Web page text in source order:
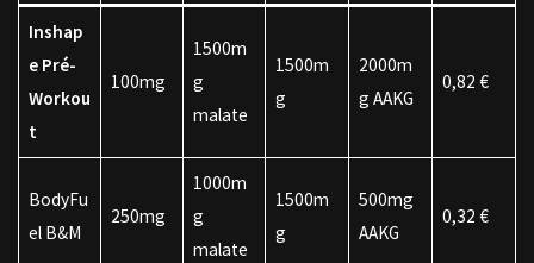
Inshap
e Pré-
Workou
t
100mg
1500m
g
malate
1500m
g
2000m
g AAKG
0,82 €
BodyFu
el B&M
250mg
1000m
g
malate
1500m
g
500mg
AAKG
0,32 €